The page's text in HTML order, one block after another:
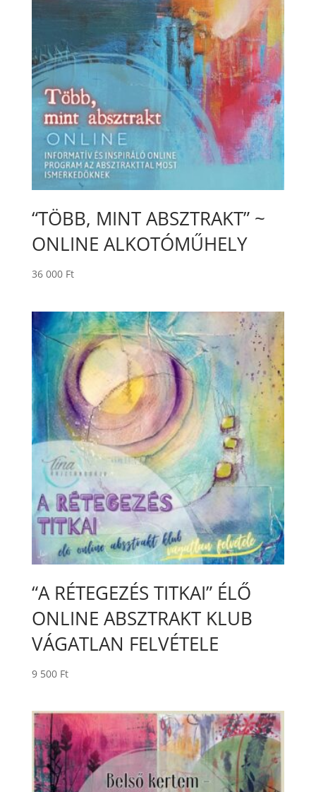
“TÖBB, MINT ABSZTRAKT” ~
ONLINE ALKOTÓMŰHELY
36 000 Ft
“A RÉTEGEZÉS TITKAI” ÉLŐ
ONLINE ABSZTRAKT KLUB
VÁGATLAN FELVÉTELE
9 500 Ft